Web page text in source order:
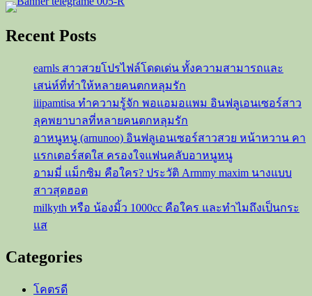
หุ่น
จาก
Thailand
Recent Posts
earnls สาวสวยโปรไฟล์โดดเด่น ทั้งความสามารถและ
เสน่ห์ที่ทำให้หลายคนตกหลุมรัก
iiipamtisa ทำความรู้จัก พอแอมอแพม อินฟลูเอนเซอร์สาว
ลุคพยาบาลที่หลายคนตกหลุมรัก
อาหนูหนู (arnunoo) อินฟลูเอนเซอร์สาวสวย หน้าหวาน คา
แรกเตอร์สดใส ครองใจแฟนคลับอาหนูหนู
อามมี่ แม็กซิม คือใคร? ประวัติ Armmy maxim นางแบบ
สาวสุดฮอต
milkyth หรือ น้องมิ้ว 1000cc คือใคร และทำไมถึงเป็นกระ
แส
Categories
โคตรดี